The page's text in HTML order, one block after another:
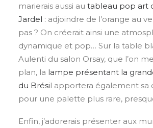
marierais aussi au tableau pop art
Jardel : adjoindre de l’orange au
pas ? On créerait ainsi une
dynamique et pop… Sur la table
Aulenti du salon Orsay, que l’on
plan, la lampe présentant la
du Brésil apportera également sa
pour une palette plus rare,
Enfin, j’adorerais présenter aux